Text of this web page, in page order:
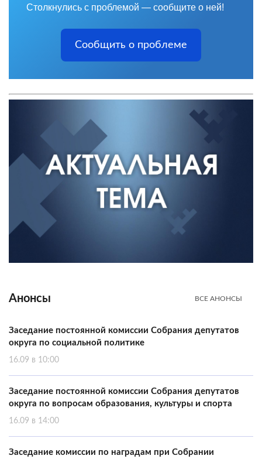
Столкнулись с проблемой — сообщите о ней!
Сообщить о проблеме
Анонсы ВСЕ АНОНСЫ
Заседание постоянной комиссии Собрания депутатов
округа по социальной политике
16.09 в 10:00
Заседание постоянной комиссии Собрания депутатов
округа по вопросам образования, культуры и спорта
16.09 в 14:00
Заседание комиссии по наградам при Собрании